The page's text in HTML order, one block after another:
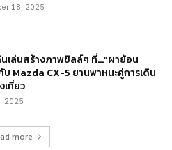
18, 2025
นเล่นสร้างภาพชิลล์ๆ ที่…“ผาย้อน
บ Mazda CX-5 ยานพาหนะคู่การเดิน
เที่ยว
2025
more